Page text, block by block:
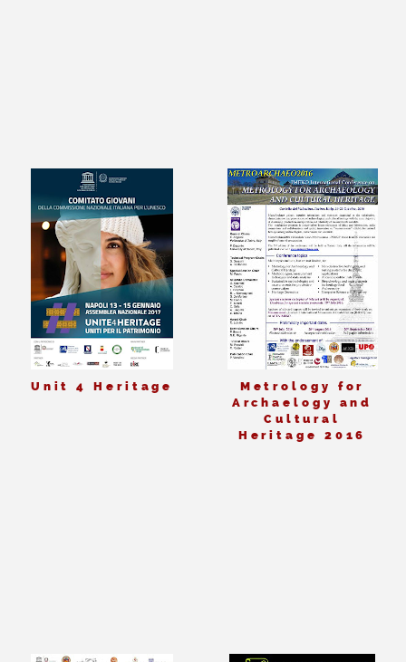
Unit 4 Heritage
Metrology for
Archaelogy and
Cultural
Heritage 2016